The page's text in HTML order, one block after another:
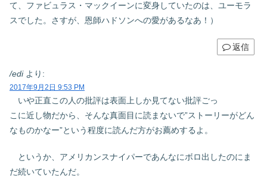
て、ファビュラス・マックイーンに変身していたのは、ユーモラ
スでした。さすが、恩師ハドソンへの愛があるなあ！）
返信
/edi より:
2017年9月2日 9:53 PM
いや正直この人の批評は表面上しか見てない批評ごっ
こに近し物だから、そんな真面目に読まないで”ストーリーがどん
なものかなー”という程度に読んだ方がお薦めするよ。
というか、アメリカンスナイパーであんなにボロ出したのにま
だ続いていたんだ。